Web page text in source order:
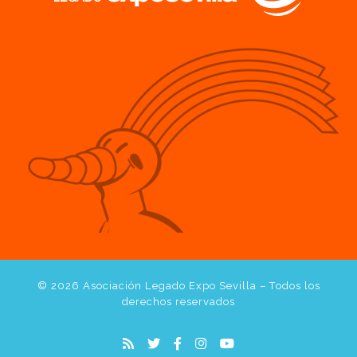
© 2026 Asociación Legado Expo Sevilla – Todos los
derechos reservados